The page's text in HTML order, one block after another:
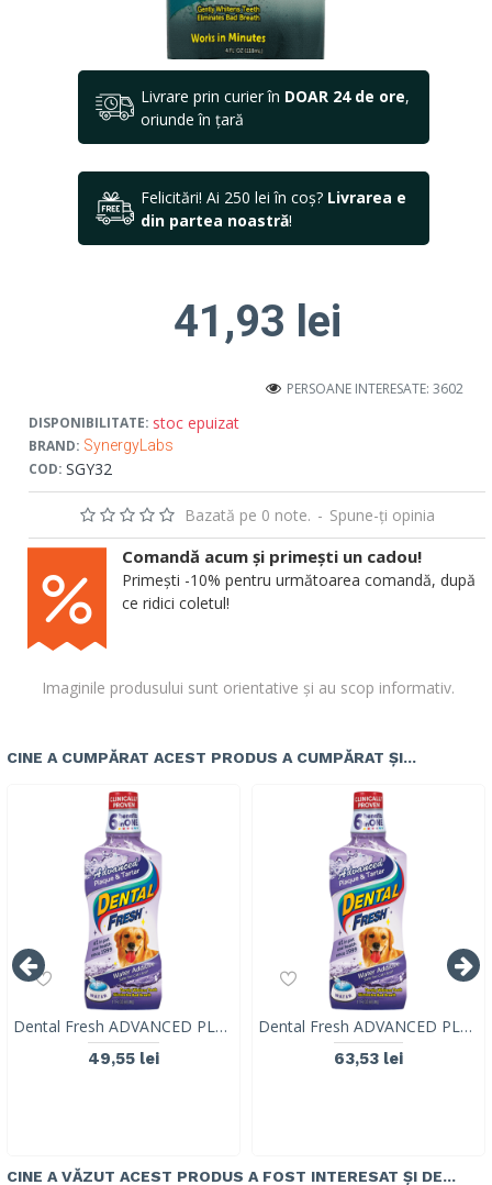
Livrare prin curier în DOAR 24 de ore,
oriunde în țară
Felicitări! Ai 250 lei în coș? Livrarea e
din partea noastră!
DISPONIBILITATE: stoc epuizat
BRAND: SynergyLabs
COD: SGY32
PERSOANE INTERESATE: 3602
Bazată pe 0 note. - Spune-ţi opinia
41,93 lei
Imaginile produsului sunt orientative și au scop informativ.
Comandă acum și primești un cadou!
Primești -10% pentru următoarea comandă, după
ce ridici coletul!
CINE A CUMPĂRAT ACEST PRODUS A CUMPĂRAT ȘI...
Dental Fresh ADVANCED PLAQUE & TARTAR pentru caini, SynergyLabs, 237ml
49,55 lei
Dental Fresh ADVANCED PLAQUE & TARTAR pentru caini, SynergyLabs, 503 ml
63,53 lei
CINE A VĂZUT ACEST PRODUS A FOST INTERESAT ȘI DE...